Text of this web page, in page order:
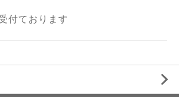
付ております